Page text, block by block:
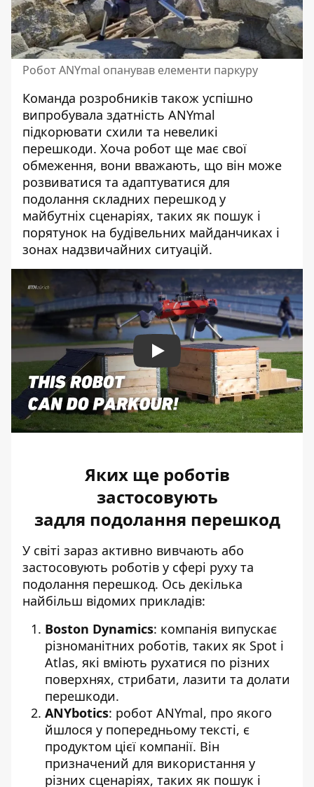
Робот ANYmal опанував елементи паркуру
Команда розробників також успішно
випробувала здатність ANYmal
підкорювати схили та невеликі
перешкоди. Хоча робот ще має свої
обмеження, вони вважають, що він може
розвиватися та адаптуватися для
подолання складних перешкод у
майбутніх сценаріях, таких як пошук і
порятунок на будівельних майданчиках і
зонах надзвичайних ситуацій.
Play
Яких ще роботів
застосовують
задля подолання перешкод
У світі зараз активно вивчають або
застосовують роботів у сфері руху та
подолання перешкод. Ось декілька
найбільш відомих прикладів:
Boston Dynamics: компанія випускає
різноманітних роботів, таких як Spot і
Atlas, які вміють рухатися по різних
поверхнях, стрибати, лазити та долати
перешкоди.
ANYbotics: робот ANYmal, про якого
йшлося у попередньому тексті, є
продуктом цієї компанії. Він
призначений для використання у
різних сценаріях, таких як пошук і